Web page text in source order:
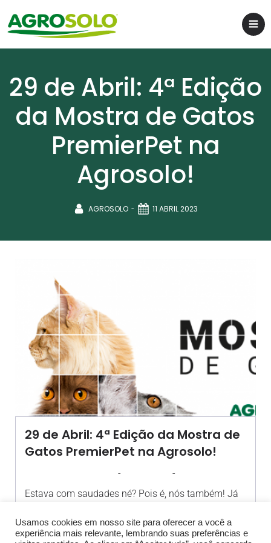
29 de Abril: 4ª Edição
da Mostra de Gatos
PremierPet na
Agrosolo!
AGROSOLO - 11 ABRIL 2023
29 de Abril: 4ª Edição da Mostra de
Gatos PremierPet na Agrosolo!
- -
Estava com saudades né? Pois é, nós também! Já
Usamos cookies em nosso site para oferecer a você a
experiência mais relevante, lembrando suas preferências e